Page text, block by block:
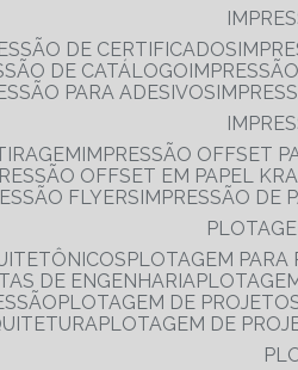
DE CERTIFICADOS
DE CATÁLOGO
PARA ADESIVOS
IMPRESSÃO OFFSET
OFFSET EM PAPEL
FLYERS IMPRESSÃO DE
PLOTAGEM
DE ENGENHARIA
PLOTAGEM DE
PLOTAGEM DE